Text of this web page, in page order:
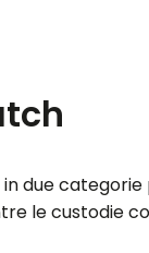
due categorie
le custodie